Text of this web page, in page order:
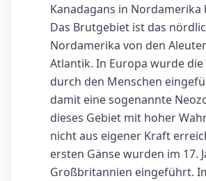
Kanadagans in Nordamerika
Das Brutgebiet ist das
Nordamerika von den
Atlantik. In Europa wurde die
durch den Menschen
damit eine sogenannte
dieses Gebiet mit hoher
nicht aus eigener Kraft
ersten Gänse wurden im 17.
Großbritannien eingeführt.